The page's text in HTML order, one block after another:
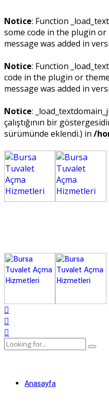
Notice: Function
some code in the plugin
message was added in
Notice: Function
code in the plugin or
message was added in
Notice:
çalıştığının bir
sürümünde eklendi.) in /
Anasayfa